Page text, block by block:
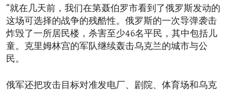
“就在几天前，我们在第聂伯罗市看到了俄罗斯发动的
这场可选择的战争的残酷性。俄罗斯的一次导弹袭击
炸毁了一所居民楼，杀害至少46名平民，其中包括儿
童。克里姆林宫的军队继续轰击乌克兰的城市与公
民。
俄军还把攻击目标对准发电厂、剧院、体育场和乌克